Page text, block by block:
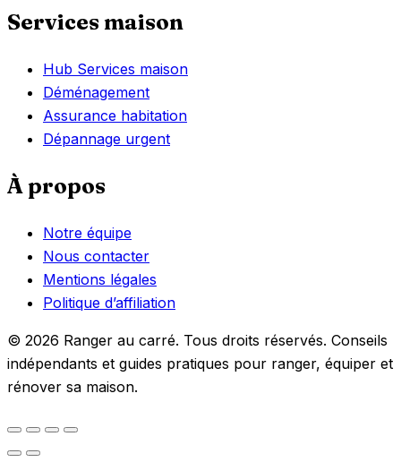
Services maison
Hub Services maison
Déménagement
Assurance habitation
Dépannage urgent
À propos
Notre équipe
Nous contacter
Mentions légales
Politique d’affiliation
© 2026 Ranger au carré. Tous droits réservés. Conseils
indépendants et guides pratiques pour ranger, équiper et
rénover sa maison.